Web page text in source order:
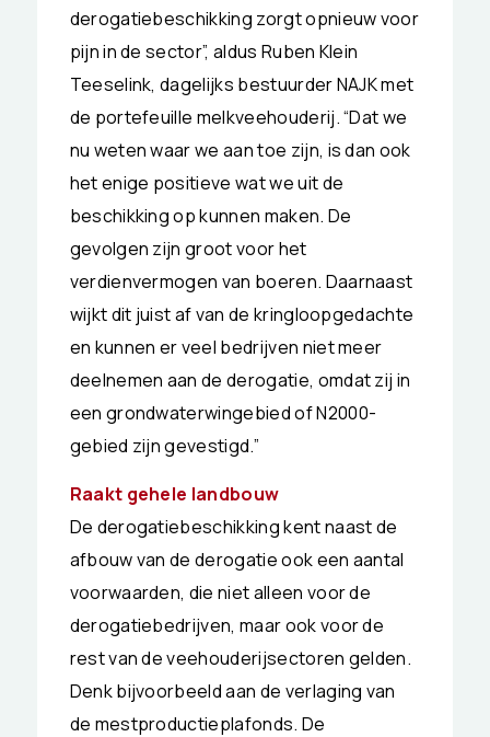
derogatiebeschikking zorgt opnieuw voor
pijn in de sector”, aldus Ruben Klein
Teeselink, dagelijks bestuurder NAJK met
de portefeuille melkveehouderij. “Dat we
nu weten waar we aan toe zijn, is dan ook
het enige positieve wat we uit de
beschikking op kunnen maken. De
gevolgen zijn groot voor het
verdienvermogen van boeren. Daarnaast
wijkt dit juist af van de kringloopgedachte
en kunnen er veel bedrijven niet meer
deelnemen aan de derogatie, omdat zij in
een grondwaterwingebied of N2000-
gebied zijn gevestigd.”
Raakt gehele landbouw
De derogatiebeschikking kent naast de
afbouw van de derogatie ook een aantal
voorwaarden, die niet alleen voor de
derogatiebedrijven, maar ook voor de
rest van de veehouderijsectoren gelden.
Denk bijvoorbeeld aan de verlaging van
de mestproductieplafonds. De